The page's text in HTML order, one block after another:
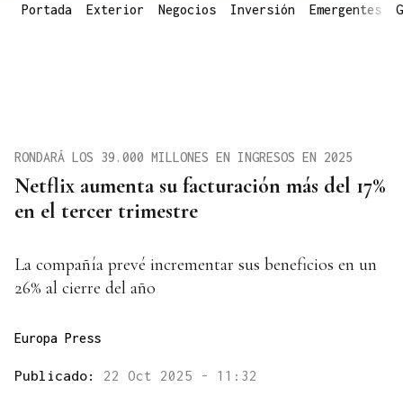
Portada Exterior Negocios Inversión Emergentes
Netflix aumenta su facturación más del 17%
en el tercer trimestre
RONDARÁ LOS 39.000 MILLONES EN INGRESOS EN 2025
La compañía prevé incrementar sus beneficios en un
26% al cierre del año
Europa Press
Publicado: 22 Oct 2025 - 11:32